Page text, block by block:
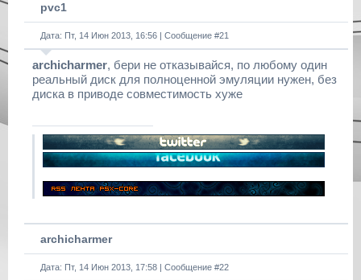
pvc1
Дата: Пт, 14 Июн 2013, 16:56 | Сообщение #21
archicharmer, бери не отказывайся, по любому один
реальный диск для полноценной эмуляции нужен, без
диска в приводе совместимость хуже
archicharmer
Дата: Пт, 14 Июн 2013, 17:58 | Сообщение #22